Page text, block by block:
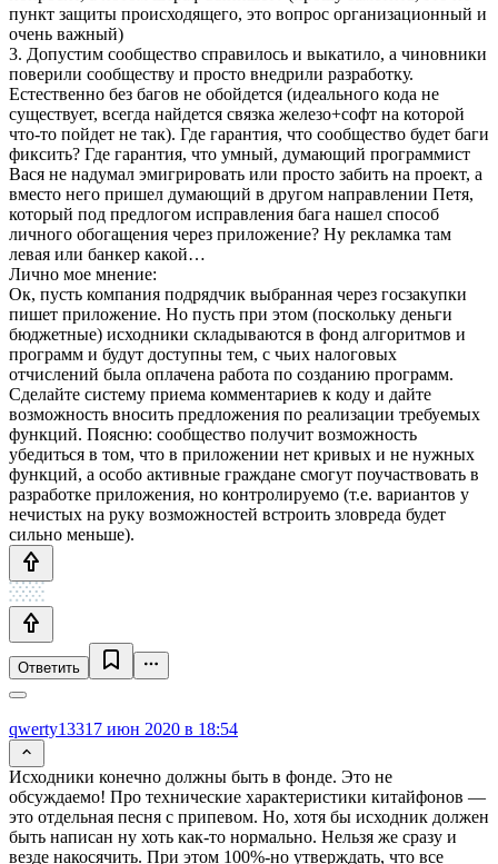
пункт защиты происходящего, это вопрос организационный и
очень важный)
3. Допустим сообщество справилось и выкатило, а чиновники
поверили сообществу и просто внедрили разработку.
Естественно без багов не обойдется (идеального кода не
существует, всегда найдется связка железо+софт на которой
что-то пойдет не так). Где гарантия, что сообщество будет баги
фиксить? Где гарантия, что умный, думающий программист
Вася не надумал эмигрировать или просто забить на проект, а
вместо него пришел думающий в другом направлении Петя,
который под предлогом исправления бага нашел способ
личного обогащения через приложение? Ну рекламка там
левая или банкер какой…
Лично мое мнение:
Ок, пусть компания подрядчик выбранная через госзакупки
пишет приложение. Но пусть при этом (поскольку деньги
бюджетные) исходники складываются в фонд алгоритмов и
программ и будут доступны тем, с чьих налоговых
отчислений была оплачена работа по созданию программ.
Сделайте систему приема комментариев к коду и дайте
возможность вносить предложения по реализации требуемых
функций. Поясню: сообщество получит возможность
убедиться в том, что в приложении нет кривых и не нужных
функций, а особо активные граждане смогут поучаствовать в
разработке приложения, но контролируемо (т.е. вариантов у
нечистых на руку возможностей встроить зловреда будет
сильно меньше).
Ответить
qwerty1331 7 июн 2020 в 18:54
Исходники конечно должны быть в фонде. Это не
обсуждаемо! Про технические характеристики китайфонов —
это отдельная песня с припевом. Но, хотя бы исходник должен
быть написан ну хоть как-то нормально. Нельзя же сразу и
везде накосячить. При этом 100%-но утверждать, что все